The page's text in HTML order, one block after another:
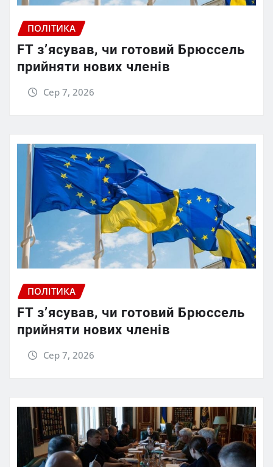
ПОЛІТИКА
FT зʼясував, чи готовий Брюссель
прийняти нових членів
Сер 7, 2026
ПОЛІТИКА
FT зʼясував, чи готовий Брюссель
прийняти нових членів
Сер 7, 2026